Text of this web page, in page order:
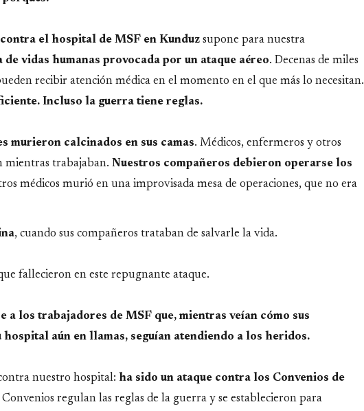
el hospital de MSF en Kunduz supone para nuestra
vidas humanas provocada por un ataque aéreo. Decenas de miles
recibir atención médica en el momento en el que más lo necesitan.
Incluso la guerra tiene reglas.
murieron calcinados en sus camas. Médicos, enfermeros y otros
mientras trabajaban. Nuestros compañeros debieron operarse los
médicos murió en una improvisada mesa de operaciones, que no era
, cuando sus compañeros trataban de salvarle la vida.
fallecieron en este repugnante ataque.
a los trabajadores de MSF que, mientras veían cómo sus
hospital aún en llamas, seguían atendiendo a los heridos.
nuestro hospital: ha sido un ataque contra los Convenios de
Convenios regulan las reglas de la guerra y se establecieron para